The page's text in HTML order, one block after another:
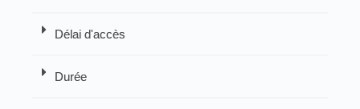
Délai d'accès
Durée